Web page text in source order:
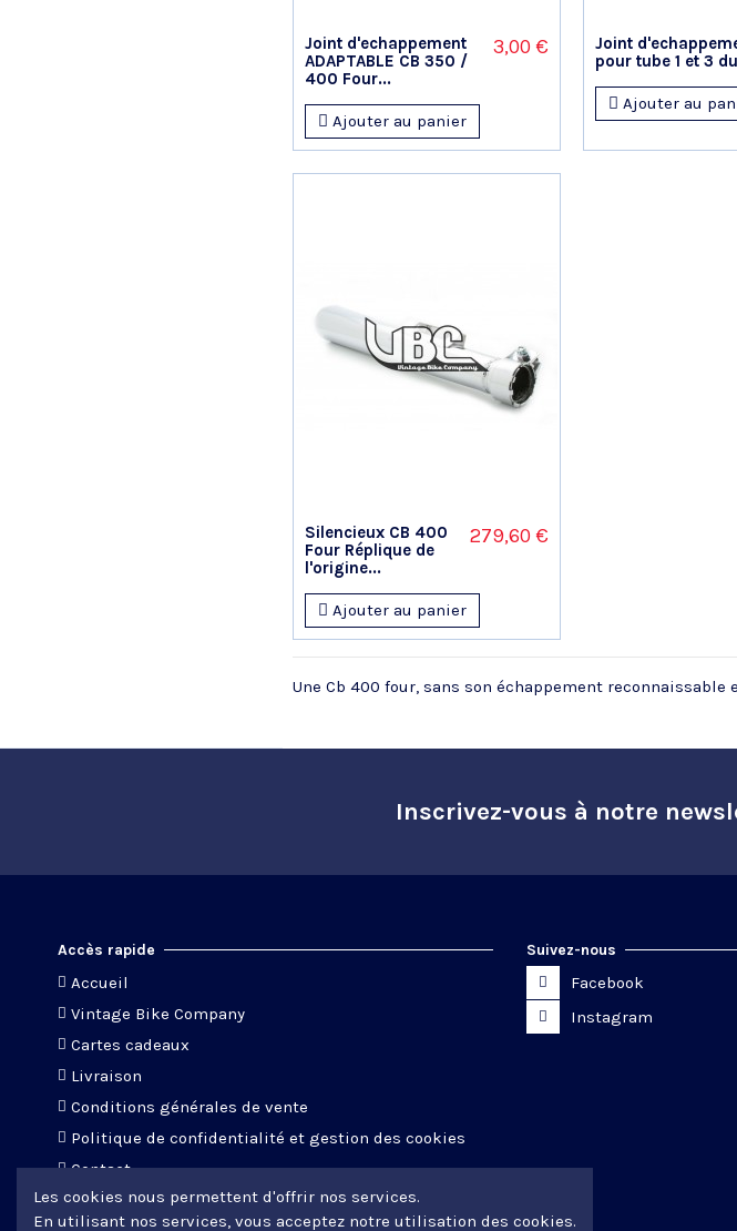
Joint d'echappement
ADAPTABLE CB 350 /
400 Four...
3,00 €
Ajouter au panier
Joint
pour tube 1 et 3
Ajouter au
Silencieux CB 400
Four Réplique de
l'origine...
279,60 €
Ajouter au panier
Une Cb 400 four, sans son échappement reconnaissable
Inscrivez-vous à notre
Accès rapide
Accueil
Vintage Bike Company
Cartes cadeaux
Livraison
Conditions générales de vente
Politique de confidentialité et gestion des cookies
Contact
Suivez-nous
Facebook
Instagram
Les cookies nous permettent d'offrir nos services.
En utilisant nos services, vous acceptez notre utilisation des cookies.